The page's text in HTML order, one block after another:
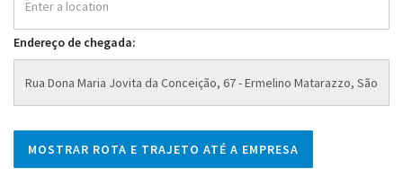
Endereço de chegada: